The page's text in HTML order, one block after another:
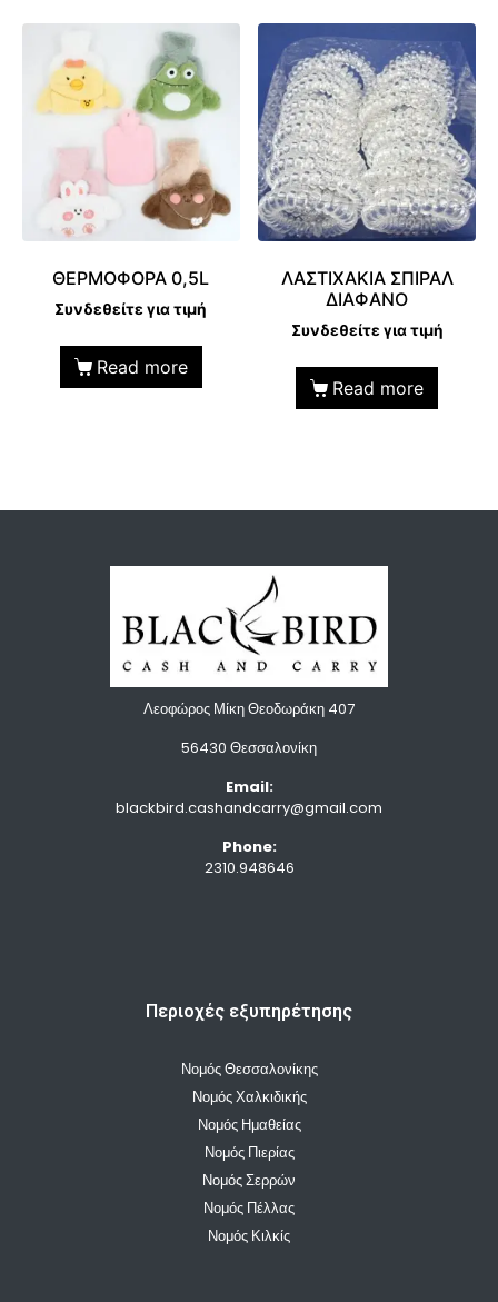
ΘΕΡΜΟΦΟΡΑ 0,5L
Συνδεθείτε για τιμή
Read more
ΛΑΣΤΙΧΑΚΙΑ ΣΠΙΡΑΛ
ΔΙΑΦΑΝΟ
Συνδεθείτε για τιμή
Read more
Λεοφώρος Μίκη Θεοδωράκη 407
56430 Θεσσαλονίκη
Email:
blackbird.cashandcarry@gmail.com
Phone:
2310.948646
Περιοχές εξυπηρέτησης
Νομός Θεσσαλονίκης
Νομός Χαλκιδικής
Νομός Ημαθείας
Νομός Πιερίας
Νομός Σερρών
Νομός Πέλλας
Νομός Κιλκίς